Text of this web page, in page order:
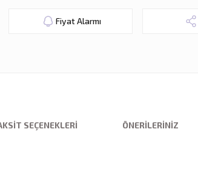
Fiyat Alarmı
SEÇENEKLERI ÖNERILERINIZ